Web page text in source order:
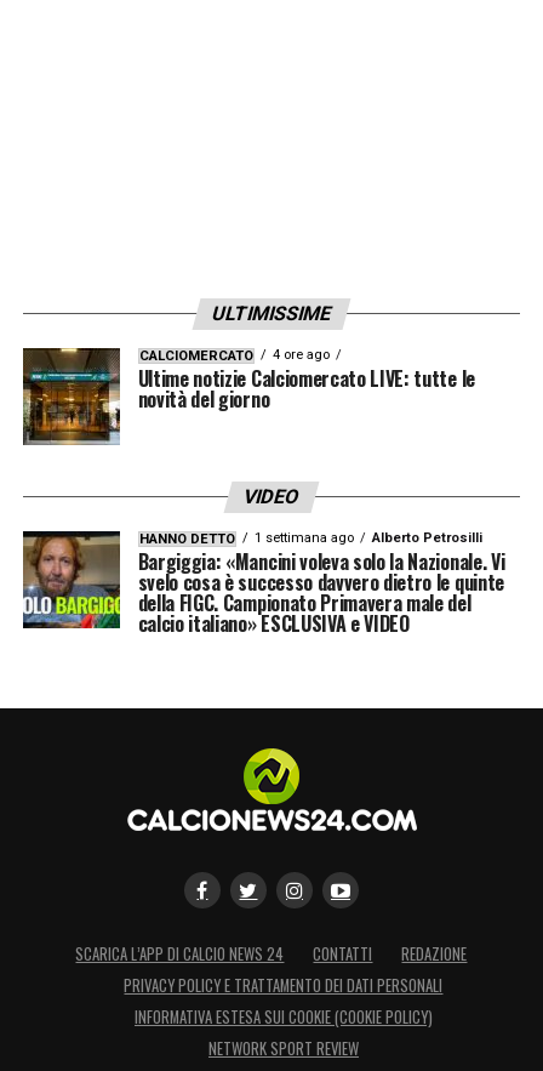
ULTIMISSIME
CALCIOMERCATO 4 ore ago
Ultime notizie Calciomercato LIVE: tutte le
novità del giorno
VIDEO
HANNO DETTO 1 settimana ago Alberto Petrosilli
Bargiggia: «Mancini voleva solo la Nazionale. Vi
svelo cosa è successo davvero dietro le quinte
della FIGC. Campionato Primavera male del
calcio italiano» ESCLUSIVA e VIDEO
SCARICA L’APP DI CALCIO NEWS 24 CONTATTI
REDAZIONE
PRIVACY POLICY E TRATTAMENTO DEI DATI PERSONALI
INFORMATIVA ESTESA SUI COOKIE (COOKIE POLICY)
NETWORK SPORT REVIEW